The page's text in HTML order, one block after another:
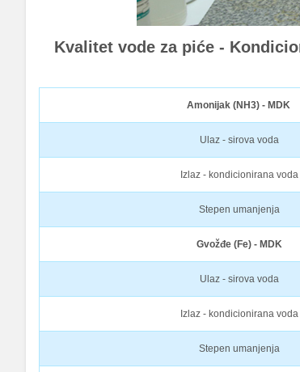
Kvalitet vode za piće -
Amonijak (NH3) - MDK
Ulaz - sirova voda
Izlaz - kondicionirana voda
Stepen umanjenja
Gvožđe (Fe) - MDK
Ulaz - sirova voda
Izlaz - kondicionirana voda
Stepen umanjenja